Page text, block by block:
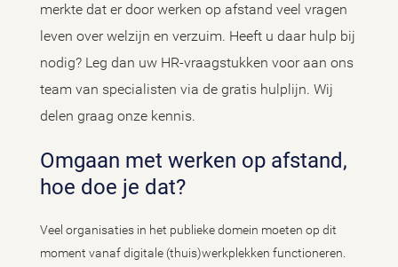
merkte dat er door werken op afstand veel vragen
leven over welzijn en verzuim. Heeft u daar hulp bij
nodig? Leg dan uw HR-vraagstukken voor aan ons
team van specialisten via de gratis hulplijn. Wij
delen graag onze kennis.
Omgaan met werken op afstand,
hoe doe je dat?
Veel organisaties in het publieke domein moeten op dit
moment vanaf digitale (thuis)werkplekken functioneren.